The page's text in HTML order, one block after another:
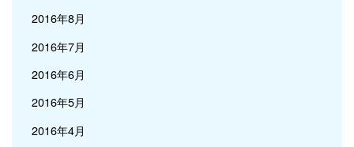
2016年8月
2016年7月
2016年6月
2016年5月
2016年4月